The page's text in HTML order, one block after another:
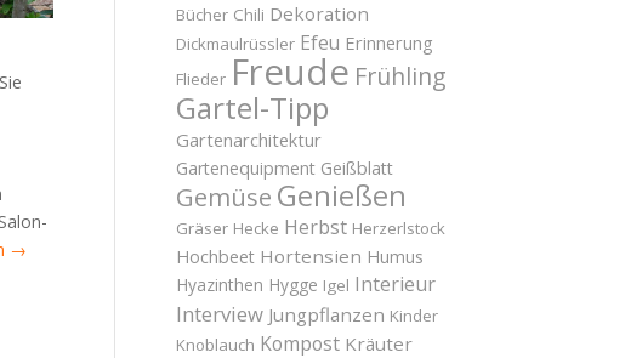
→
Bücher Chili Dekoration
Dickmaulrüssler Efeu Erinnerung
Flieder Freude Frühling
Gartel-Tipp
Gartenarchitektur
Gartenequipment Geißblatt
Gemüse Genießen
Gräser Hecke Herbst Herzerlstock
Hochbeet Hortensien Humus
Hyazinthen Hygge Igel Interieur
Interview Jungpflanzen Kinder
Knoblauch Kompost Kräuter